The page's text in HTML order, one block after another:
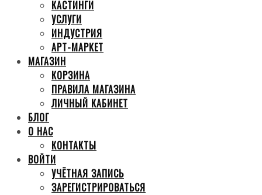
КАСТИНГИ
УСЛУГИ
ИНДУСТРИЯ
АРТ-МАРКЕТ
МАГАЗИН
КОРЗИНА
ПРАВИЛА МАГАЗИНА
ЛИЧНЫЙ КАБИНЕТ
БЛОГ
О НАС
КОНТАКТЫ
ВОЙТИ
УЧЁТНАЯ ЗАПИСЬ
ЗАРЕГИСТРИРОВАТЬСЯ